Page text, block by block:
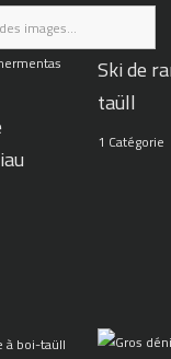
Ski de
taüll
1 Catégorie